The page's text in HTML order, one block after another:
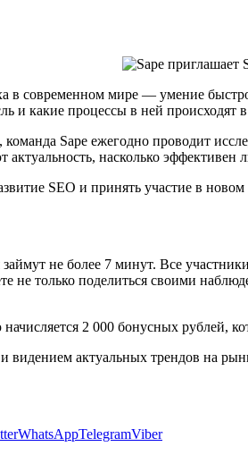
в современном мире — умение
и какие процессы в ней происходят
Sape ежегодно проводит
актуальность, насколько
SEO и принять участие в новом
не более 7 минут. Все
не только поделиться своими
2 000 бонусных рублей,
видением актуальных трендов на
WhatsAppTelegramViber